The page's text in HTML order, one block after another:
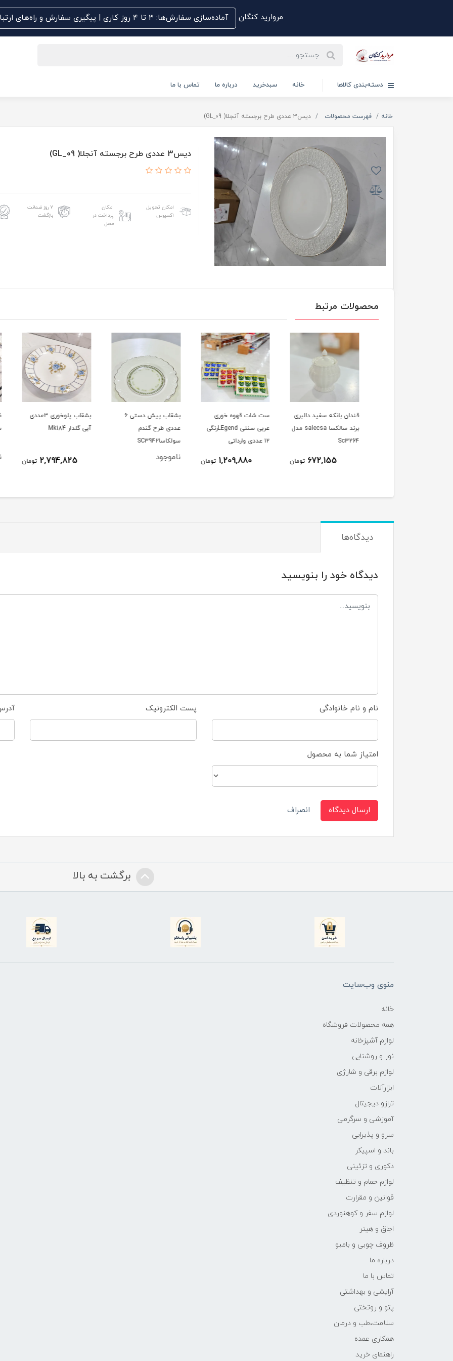
مروارید کنگان آماده‌سازی سفارش‌ها: ۳ تا ۴ روز کاری | پیگیری سفارش و راه‌های ارتباطی کلیک کنید
دسته‌بندی کالاها خانه سبدخرید درباره ما تماس با ما
خانه فهرست محصولات دیس3 عددی طرح برجسته آنجلا( GL_09)
دیس3 عددی طرح برجسته آنجلا( GL_09)
امکان تحویل
اکسپرس
امکان
پرداخت در
محل
۷ روز ضمانت
بازگشت
محصولات مرتبط
قندان بانکه سفید دالبری
برند سالکسا salecsa مدل
Sc3264
672,155 تومان
ست شات قهوه خوری
عربی سنتی LEgendرنگی
1,209,880 تومان
بشقاب پیش دستی ۶
عددی طرح گندم
سولکاساSC3942
ناموجود
بشقاب پلوخوری ۳عددی
آبی گلدار Mk184
2,794,825 تومان
سرو
دیدگاه‌ها
دیدگاه خود را بنویسید
نام و نام خانوادگی پست الکترونیک
امتیاز شما به محصول
ارسال دیدگاه انصراف
برگشت به بالا
منوی وب‌سایت
خانه
همه محصولات فروشگاه
لوازم آشپزخانه
نور و روشنایی
لوازم برقی و شارژی
ابزارآلات
ترازو دیجیتال
آموزشی و سرگرمی
سرو و پذیرایی
باند و اسپیکر
دکوری و تزئینی
لوازم حمام و تنظیف
قوانین و مقرارت
لوازم سفر و کوهنوردی
اجاق و هیتر
ظروف چوبی و بامبو
درباره ما
تماس با ما
آرایشی و بهداشتی
پتو و روتختی
سلامت،طب و درمان
همکاری عمده
راهنمای خرید